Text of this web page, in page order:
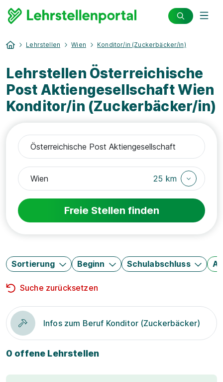
Lehrstellen Wien Konditor/in (Zuckerbäcker/in)
Lehrstellen Österreichische
Post Aktiengesellschaft Wien
Konditor/in (Zuckerbäcker/in)
25 km
Freie Stellen finden
Sortierung Beginn Schulabschluss
Suche zurücksetzen
Infos zum Beruf Konditor (Zuckerbäcker)
0 offene Lehrstellen